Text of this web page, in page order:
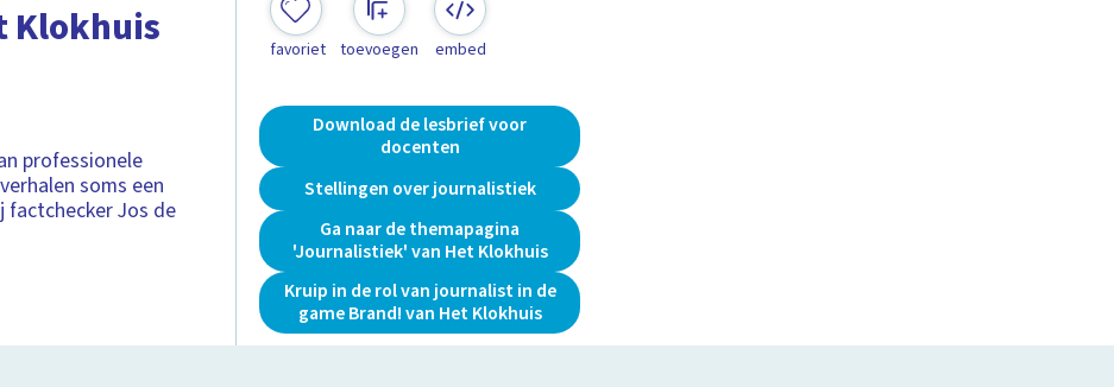
Klokhuis
professionele
soms een
factchecker Jos de
favoriet toevoegen embed
Download de lesbrief voor
docenten
Stellingen over journalistiek
Ga naar de themapagina
'Journalistiek' van Het Klokhuis
Kruip in de rol van journalist in de
game Brand! van Het Klokhuis